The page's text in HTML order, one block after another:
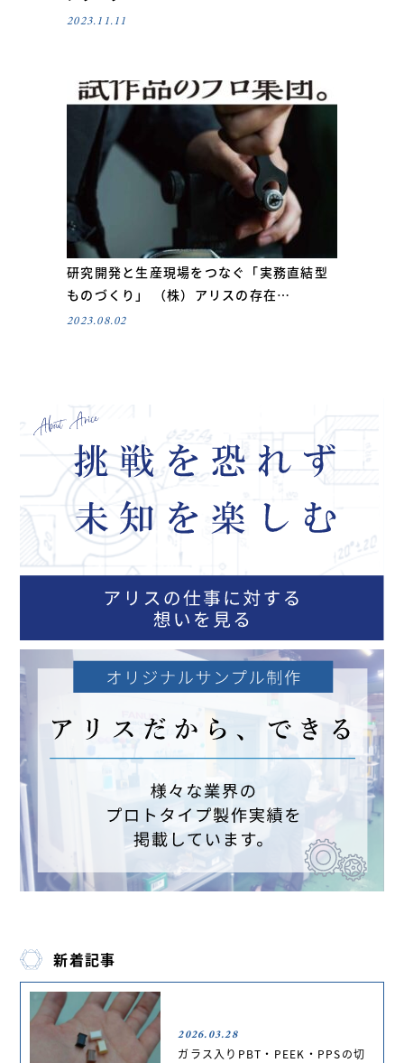
2023.11.11
研究開発と生産現場をつなぐ「実務直結型
ものづくり」 （株）アリスの存在…
2023.08.02
新着記事
2026.03.28
ガラス入りPBT・PEEK・PPSの切